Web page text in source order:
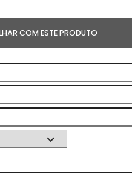
COM ESTE PRODUTO